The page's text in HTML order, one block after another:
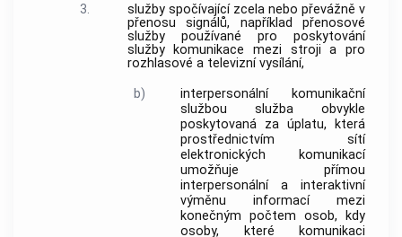
3.
služby spočívající zcela nebo převážně v
přenosu signálů, například přenosové
služby používané pro poskytování
služby komunikace mezi stroji a pro
rozhlasové a televizní vysílání,
b)
interpersonální komunikační
službou služba obvykle
poskytovaná za úplatu, která
prostřednictvím sítí
elektronických komunikací
umožňuje přímou
interpersonální a interaktivní
výměnu informací mezi
konečným počtem osob, kdy
osoby, které komunikaci